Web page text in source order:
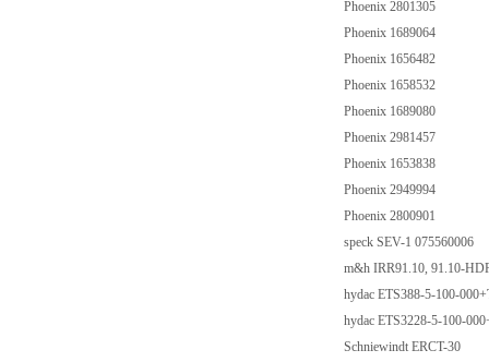
Phoenix 2801305
Phoenix 1689064
Phoenix 1656482
Phoenix 1658532
Phoenix 1689080
Phoenix 2981457
Phoenix 1653838
Phoenix 2949994
Phoenix 2800901
speck SEV-1 075560006
m&h IRR91.10, 91.10-
hydac ETS388-5-100-
hydac ETS3228-5-100-
Schniewindt ERCT-30